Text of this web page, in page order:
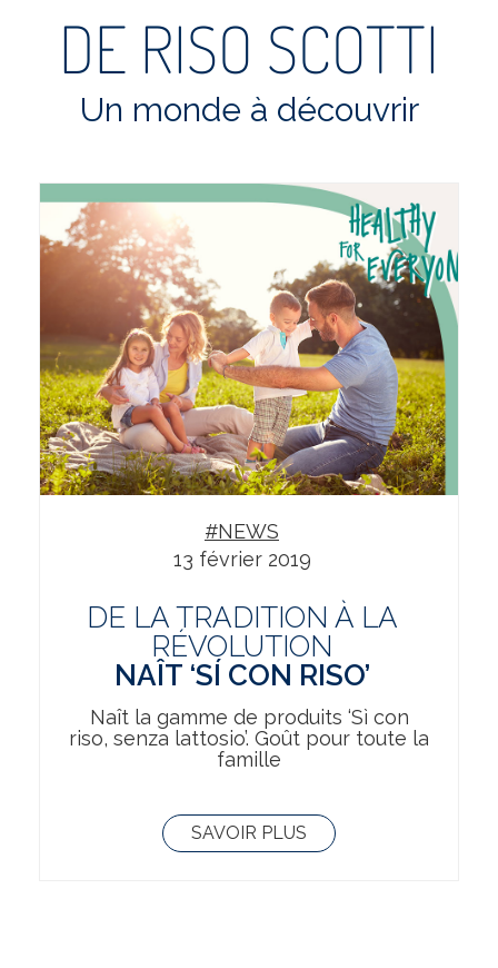
DE RISO SCOTTI
Un monde à découvrir
SAVOIR PLUS
13 février 2019
#NEWS
DE LA TRADITION À LA
RÉVOLUTION
NAÎT ‘SÍ CON RISO’
Naît la gamme de produits ‘Sì con
riso, senza lattosio’. Goût pour toute la
famille